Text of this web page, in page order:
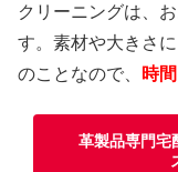
クリーニングは、
す。素材や大きさ
のことなので、
時
革製品専門宅